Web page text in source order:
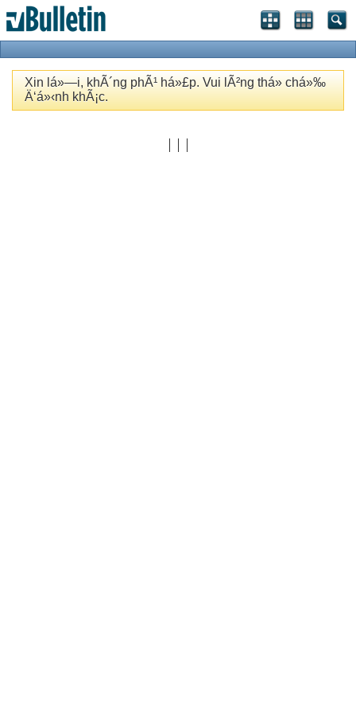
Xin lá»—i, khÃ´ng phÃ¹ há»£p. Vui lÃ²ng thá»­ chá»‰
Ä‘á»‹nh khÃ¡c.